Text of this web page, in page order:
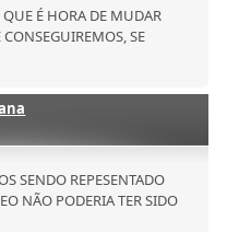
QUE É HORA DE MUDAR
SE
SENDO REPESENTADO
NÃO PODERIA TER SIDO